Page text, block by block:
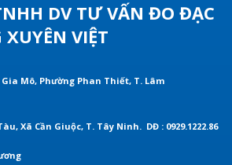
DV TƯ VẤN ĐO ĐẠC
VIỆT
Mô, Phường Phan Thiết, T. Lâm
Xã Cần Giuộc, T. Tây Ninh. DĐ : 0929.1222.86